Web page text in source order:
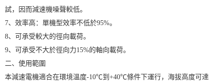
試，因而減速機噪聲較低。
7、效率高：單機型效率不低於95%。
8、可承受較大的徑向載荷。
9、可承受不大於徑向力15%的軸向載荷。
二、使用範圍
本減速電機適合在環境溫度-10℃到+40℃條件下運行，海拔高度可達